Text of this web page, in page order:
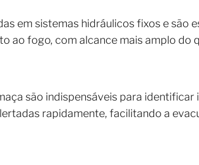
em sistemas hidráulicos fixos e são
ao fogo, com alcance mais amplo do
são indispensáveis para identificar
rapidamente, facilitando a